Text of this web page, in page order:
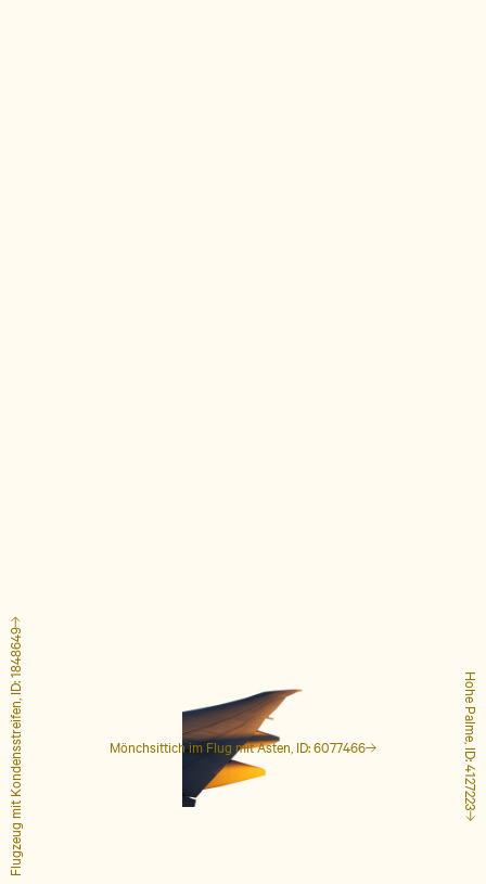
Mönchsittich im Flug mit Ästen, ID: 6077466 Hohe Palme, ID: 4127223
Flugzeug mit Kondensstreifen, ID: 1848649